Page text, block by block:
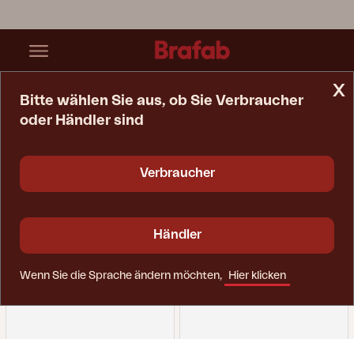
Sofa
Filter
x
Bitte wählen Sie aus, ob Sie Verbraucher
oder Händler sind
Verbraucher
Händler
Wenn Sie die Sprache ändern möchten, Hier klicken